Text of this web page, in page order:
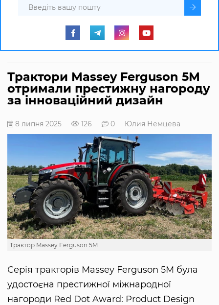
Трактори Massey Ferguson 5M
отримали престижну нагороду
за інноваційний дизайн
8 липня 2025 126 0 Юлия Немцева
Трактор Massey Ferguson 5M
Серія тракторів Massey Ferguson 5M була
удостоєна престижної міжнародної
нагороди Red Dot Award: Product Design